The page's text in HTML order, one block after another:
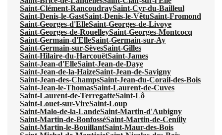
Saint-Clément-RancoudraySaint-Cyr-du-Bailleul
Saint-Denis-le-GastSaint-Denis-le-VêtuSaint-Fromond
Saint-Georges-d'ElleSaint-Georges-de-Livoye
Saint-Georges-de-RouelleySaint-Georges-Montcocq
Saint-Germain-d'ElleSaint-Germain-sur-Ay
Saint-Germain-sur-SèvesSaint-Gilles
Saint-Hilaire-du-HarcouëtSaint-James
Saint-Jean-d'ElleSaint-Jean-de-Daye
Saint-Jean-de-la-HaizeSaint-Jean-de-Savigny
Saint-Jean-des-ChampsSaint-Jean-du-Corail-des-Bois
Saint-Jean-le-ThomasSaint-Laurent-de-Cuves
Saint-Laurent-de-TerregatteSaint-Lô
Saint-Louet-sur-VireSaint-Loup
Saint-Malo-de-la-LandeSaint-Martin-d'Aubigny
Saint-Martin-de-BonfosséSaint-Martin-de-Cenilly
Saint-Martin-le-BouillantSaint-Maur-des-Bois